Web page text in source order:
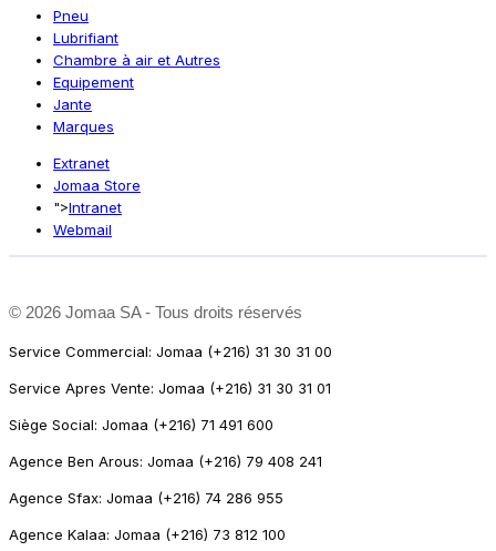
Pneu
Lubrifiant
Chambre à air et Autres
Equipement
Jante
Marques
Extranet
Jomaa Store
">Intranet
Webmail
© 2026 Jomaa SA - Tous droits réservés
Service Commercial: Jomaa (+216) 31 30 31 00
Service Apres Vente: Jomaa (+216) 31 30 31 01
Siège Social: Jomaa (+216) 71 491 600
Agence Ben Arous: Jomaa (+216) 79 408 241
Agence Sfax: Jomaa (+216) 74 286 955
Agence Kalaa: Jomaa (+216) 73 812 100